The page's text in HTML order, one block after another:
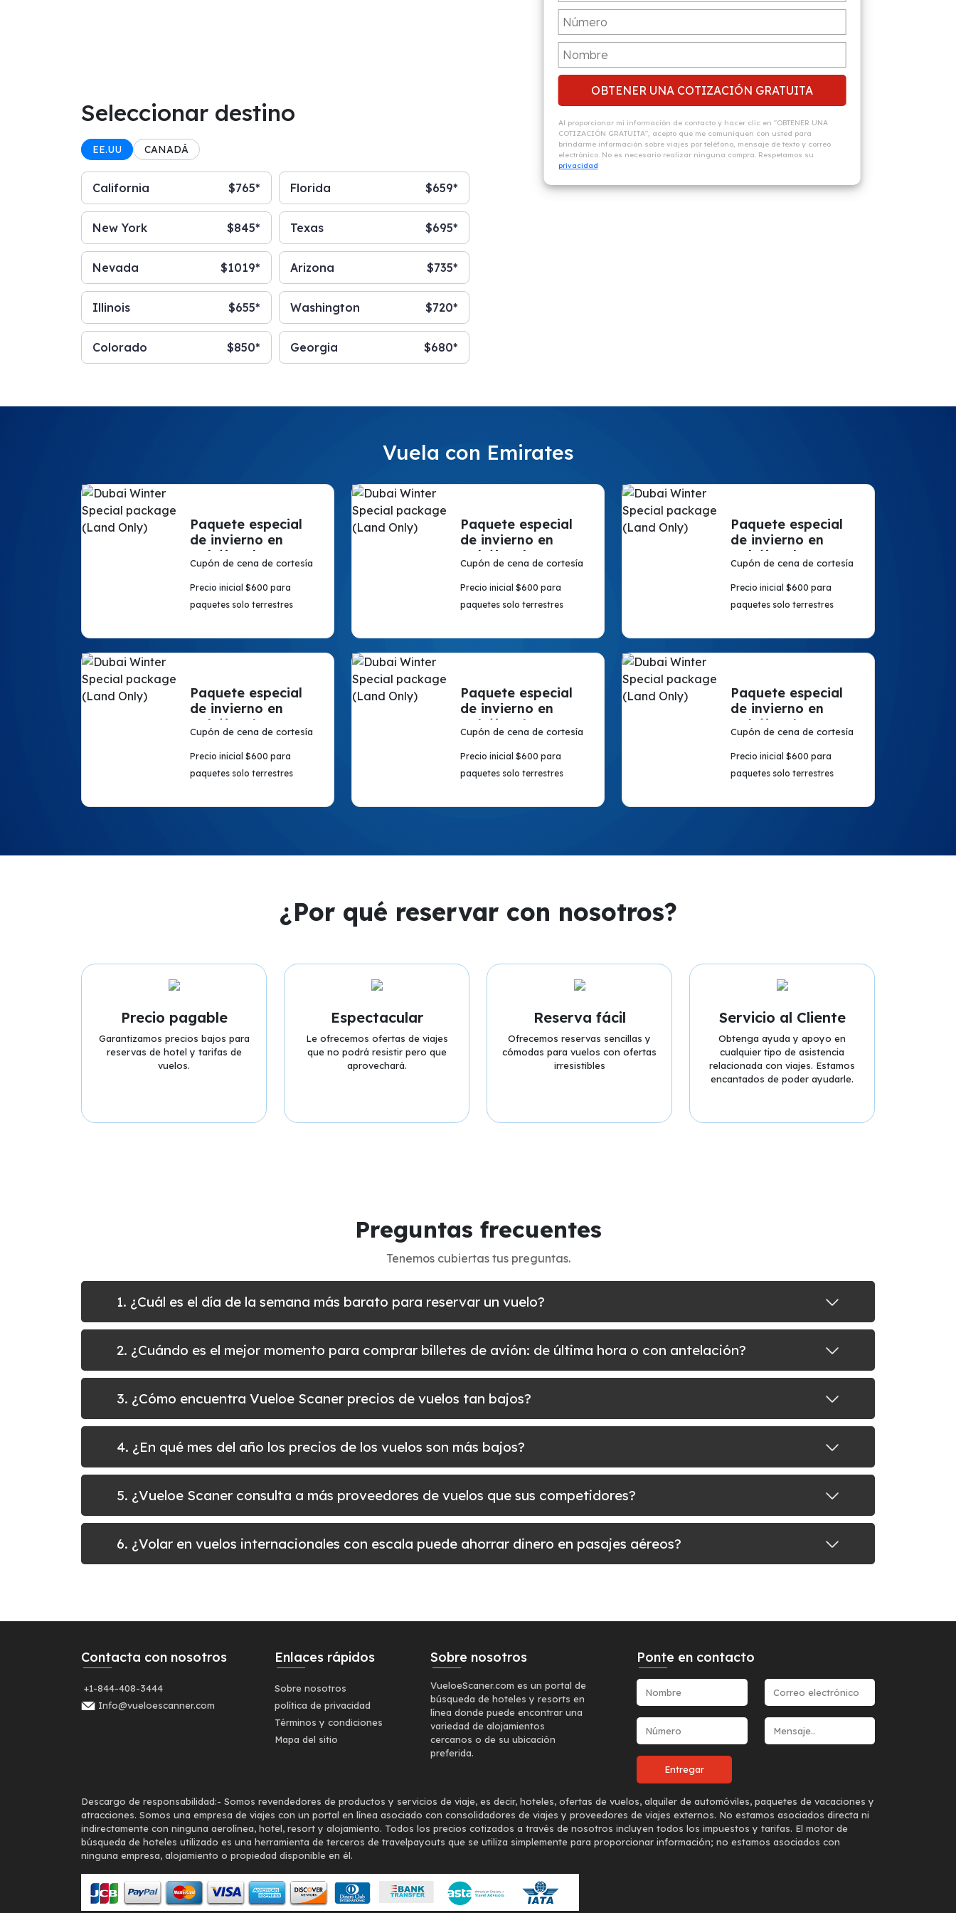
Al proporcionar mi información de contacto y hacer clic en "OBTENER UNA
COTIZACIÓN GRATUITA", acepto que me comuniquen con usted para
brindarme información sobre viajes por teléfono, mensaje de texto y correo
electrónico. No es necesario realizar ninguna compra. Respetamos su
privacidad
Seleccionar destino
EE.UU CANADÁ
California $765* Florida $659*
New York $845* Texas $695*
Nevada $1019* Arizona $735*
Illinois $655* Washington $720*
Colorado $850* Georgia $680*
Vuela con Emirates
Paquete especial
de invierno en
Dubái (solo en
tierra)
Cupón de cena de cortesía
Precio inicial $600 para
paquetes solo terrestres
Paquete especial
de invierno en
Dubái (solo en
tierra)
Cupón de cena de cortesía
Precio inicial $600 para
paquetes solo terrestres
Paquete especial
de invierno en
Dubái (solo en
tierra)
Cupón de cena de cortesía
Precio inicial $600 para
paquetes solo terrestres
Paquete especial
de invierno en
Dubái (solo en
tierra)
Cupón de cena de cortesía
Precio inicial $600 para
paquetes solo terrestres
Paquete especial
de invierno en
Dubái (solo en
tierra)
Cupón de cena de cortesía
Precio inicial $600 para
paquetes solo terrestres
Paquete especial
de invierno en
Dubái (solo en
tierra)
Cupón de cena de cortesía
Precio inicial $600 para
paquetes solo terrestres
¿Por qué reservar con nosotros?
Precio pagable
Garantizamos precios bajos para
reservas de hotel y tarifas de
vuelos.
Espectacular
Le ofrecemos ofertas de viajes
que no podrá resistir pero que
aprovechará.
Reserva fácil
Ofrecemos reservas sencillas y
cómodas para vuelos con ofertas
irresistibles
Servicio al Cliente
Obtenga ayuda y apoyo en
cualquier tipo de asistencia
relacionada con viajes. Estamos
encantados de poder ayudarle.
Preguntas frecuentes
Tenemos cubiertas tus preguntas.
1. ¿Cuál es el día de la semana más barato para reservar un vuelo?
2. ¿Cuándo es el mejor momento para comprar billetes de avión: de última hora o con antelación?
3. ¿Cómo encuentra Vueloe Scaner precios de vuelos tan bajos?
4. ¿En qué mes del año los precios de los vuelos son más bajos?
5. ¿Vueloe Scaner consulta a más proveedores de vuelos que sus competidores?
6. ¿Volar en vuelos internacionales con escala puede ahorrar dinero en pasajes aéreos?
Contacta con nosotros
+1-844-408-3444
Info@vueloescanner.com
Enlaces rápidos
Sobre nosotros
política de privacidad
Términos y condiciones
Mapa del sitio
Sobre nosotros
VueloeScaner.com es un portal de
búsqueda de hoteles y resorts en
línea donde puede encontrar una
variedad de alojamientos
cercanos o de su ubicación
preferida.
Ponte en contacto
Descargo de responsabilidad:- Somos revendedores de productos y servicios de viaje, es decir, hoteles, ofertas de vuelos, alquiler de automóviles, paquetes de vacaciones y
atracciones. Somos una empresa de viajes con un portal en línea asociado con consolidadores de viajes y proveedores de viajes externos. No estamos asociados directa ni
indirectamente con ninguna aerolínea, hotel, resort y alojamiento. Todos los precios cotizados a través de nosotros incluyen todos los impuestos y tarifas. El motor de
búsqueda de hoteles utilizado es una herramienta de terceros de travelpayouts que se utiliza simplemente para proporcionar información; no estamos asociados con
ninguna empresa, alojamiento o propiedad disponible en él.